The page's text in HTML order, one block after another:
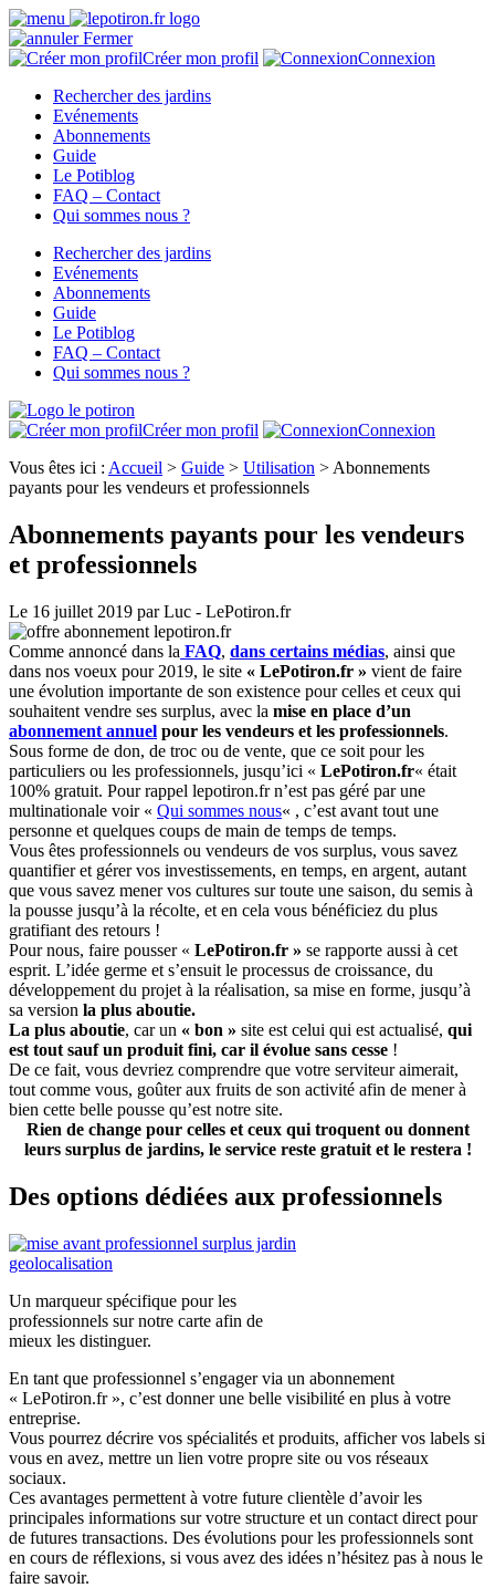
Fermer
Créer mon profil
Connexion
Rechercher des jardins
Evénements
Abonnements
Guide
Le Potiblog
FAQ – Contact
Qui sommes nous ?
Rechercher des jardins
Evénements
Abonnements
Guide
Le Potiblog
FAQ – Contact
Qui sommes nous ?
Créer mon profil
Connexion
Vous êtes ici : Accueil > Guide > Utilisation > Abonnements
payants pour les vendeurs et professionnels
Abonnements payants pour les vendeurs
et professionnels
Le 16 juillet 2019 par Luc - LePotiron.fr
Comme annoncé dans la FAQ, dans certains médias, ainsi que
dans nos voeux pour 2019, le site « LePotiron.fr » vient de faire
une évolution importante de son existence pour celles et ceux qui
souhaitent vendre ses surplus, avec la mise en place d’un
abonnement annuel pour les vendeurs et les professionnels.
Sous forme de don, de troc ou de vente, que ce soit pour les
particuliers ou les professionnels, jusqu’ici « LePotiron.fr« était
100% gratuit. Pour rappel lepotiron.fr n’est pas géré par une
multinationale voir « Qui sommes nous« , c’est avant tout une
personne et quelques coups de main de temps de temps.
Vous êtes professionnels ou vendeurs de vos surplus, vous savez
quantifier et gérer vos investissements, en temps, en argent, autant
que vous savez mener vos cultures sur toute une saison, du semis à
la pousse jusqu’à la récolte, et en cela vous bénéficiez du plus
gratifiant des retours !
Pour nous, faire pousser « LePotiron.fr » se rapporte aussi à cet
esprit. L’idée germe et s’ensuit le processus de croissance, du
développement du projet à la réalisation, sa mise en forme, jusqu’à
sa version la plus aboutie.
La plus aboutie, car un « bon » site est celui qui est actualisé, qui
est tout sauf un produit fini, car il évolue sans cesse !
De ce fait, vous devriez comprendre que votre serviteur aimerait,
tout comme vous, goûter aux fruits de son activité afin de mener à
bien cette belle pousse qu’est notre site.
Rien de change pour celles et ceux qui troquent ou donnent
leurs surplus de jardins, le service reste gratuit et le restera !
Des options dédiées aux professionnels
Un marqueur spécifique pour les
professionnels sur notre carte afin de
mieux les distinguer.
En tant que professionnel s’engager via un abonnement
« LePotiron.fr », c’est donner une belle visibilité en plus à votre
entreprise.
Vous pourrez décrire vos spécialités et produits, afficher vos labels si
vous en avez, mettre un lien votre propre site ou vos réseaux
sociaux.
Ces avantages permettent à votre future clientèle d’avoir les
principales informations sur votre structure et un contact direct pour
de futures transactions. Des évolutions pour les professionnels sont
en cours de réflexions, si vous avez des idées n’hésitez pas à nous le
faire savoir.